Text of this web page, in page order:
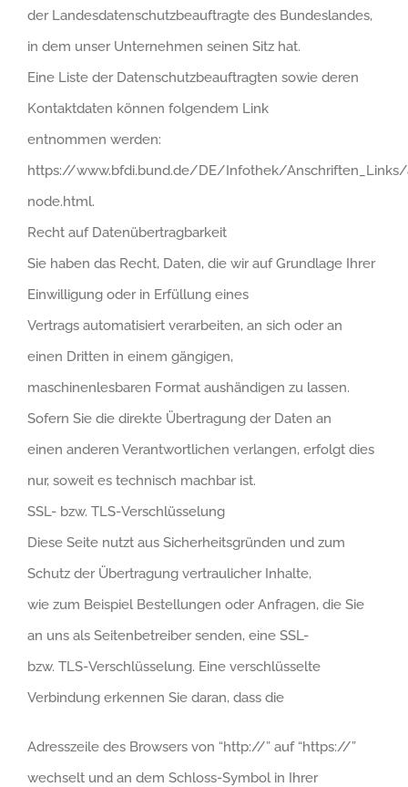
der Landesdatenschutzbeauftragte des Bundeslandes,
in dem unser Unternehmen seinen Sitz hat.
Eine Liste der Datenschutzbeauftragten sowie deren
Kontaktdaten können folgendem Link
entnommen werden:
https://www.bfdi.bund.de/DE/Infothek/Anschriften_Links/
node.html.
Recht auf Datenübertragbarkeit
Sie haben das Recht, Daten, die wir auf Grundlage Ihrer
Einwilligung oder in Erfüllung eines
Vertrags automatisiert verarbeiten, an sich oder an
einen Dritten in einem gängigen,
maschinenlesbaren Format aushändigen zu lassen.
Sofern Sie die direkte Übertragung der Daten an
einen anderen Verantwortlichen verlangen, erfolgt dies
nur, soweit es technisch machbar ist.
SSL- bzw. TLS-Verschlüsselung
Diese Seite nutzt aus Sicherheitsgründen und zum
Schutz der Übertragung vertraulicher Inhalte,
wie zum Beispiel Bestellungen oder Anfragen, die Sie
an uns als Seitenbetreiber senden, eine SSL-
bzw. TLS-Verschlüsselung. Eine verschlüsselte
Verbindung erkennen Sie daran, dass die
Adresszeile des Browsers von “http://” auf “https://”
wechselt und an dem Schloss-Symbol in Ihrer